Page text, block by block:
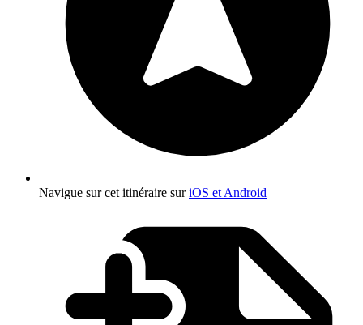
Navigue sur cet itinéraire suriOS et Android